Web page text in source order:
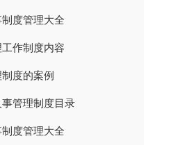
度管理大全
工作制度内容
制度的案例
管理制度目录
度管理大全